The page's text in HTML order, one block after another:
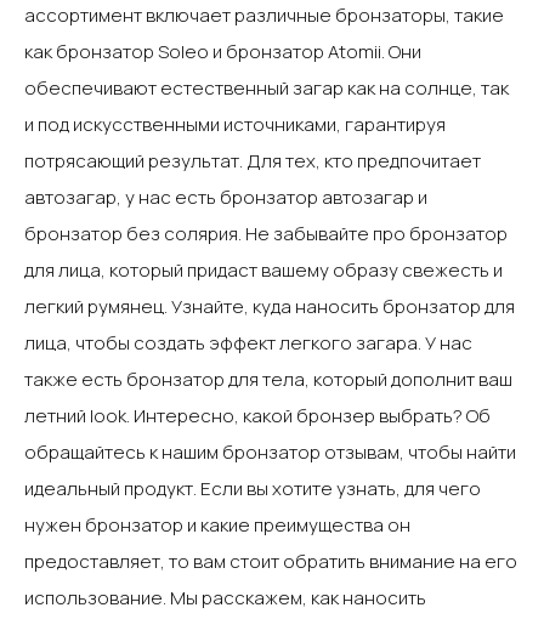
ассортимент включает различные бронзаторы, такие
как бронзатор Soleo и бронзатор Atomii. Они
обеспечивают естественный загар как на солнце, так
и под искусственными источниками, гарантируя
потрясающий результат. Для тех, кто предпочитает
автозагар, у нас есть бронзатор автозагар и
бронзатор без солярия.‍ Не забывайте про бронзатор
для лица, который придаст вашему образу свежесть и
легкий румянец. Узнайте, куда наносить бронзатор для
лица, чтобы создать эффект легкого загара. У нас
также есть бронзатор для тела, который дополнит ваш
летний look. Интересно, какой бронзер выбрать? Об
обращайтесь к нашим бронзатор отзывам, чтобы найти
идеальный продукт.‍ Если вы хотите узнать, для чего
нужен бронзатор и какие преимущества он
предоставляет, то вам стоит обратить внимание на его
использование. Мы расскажем, как наносить